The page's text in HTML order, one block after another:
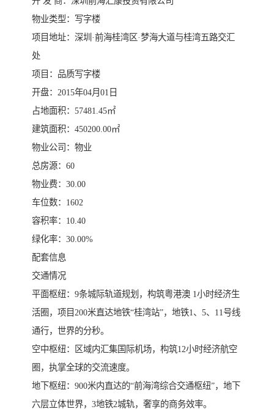
物业类型：写字楼
项目地址：深圳·前海桂湾区·梦海大道与桂湾五路交汇
处
项目：品质写字楼
开盘：2015年04月01日
占地面积：57481.45㎡
建筑面积：450200.00㎡
物业公司：物业
总房源：60
物业费：30.00
车位数：1602
容积率：10.40
绿化率：30.00%
配套信息
交通情况
平面枢纽：9条城际轨道规划，构筑粤港澳 1小时经济生
活圈，项目200米直达地铁“桂湾站”，地铁1、5、11号线
通行，世界的分秒。
空中枢纽：区域内汇集国际机场，构筑12小时经济航空
圈，执掌全球的交流速度。
地下枢纽：900米内直达的“前海湾综合交通枢纽”，地下
六层立体世界，3地铁2城轨，奢享的商务效率。